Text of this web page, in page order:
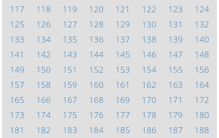
117
118 119 120 121 122 123
124
125
126 127 128 129 130 131
132
133
134 135 136 137 138 139
140
141
142 143 144 145 146 147
148
149
150 151 152 153 154 155
156
157
158 159 160 161 162 163
164
165
166 167 168 169 170 171
172
173
174 175 176 177 178 179
180
181
182 183 184 185 186 187
188